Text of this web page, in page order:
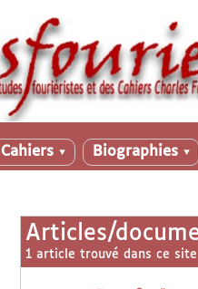
Cahiers ▼ Biographies ▼
Articles/
1 article trouvé dans ce site